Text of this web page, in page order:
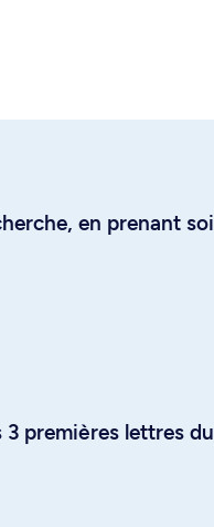
en prenant
premières lettres